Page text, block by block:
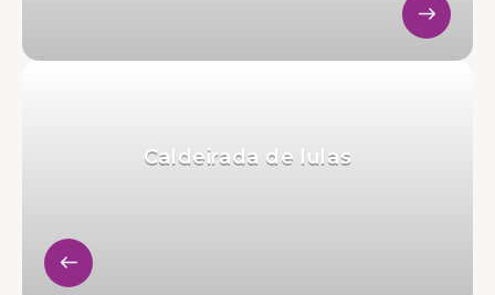
Caldeirada de lulas